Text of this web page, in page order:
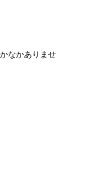
なかありませ